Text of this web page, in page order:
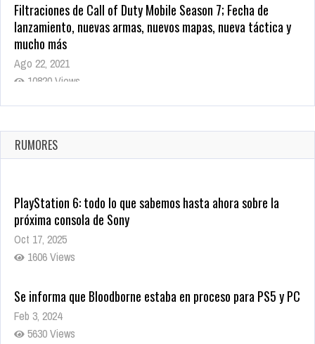
Filtraciones de Call of Duty Mobile Season 7; Fecha de
lanzamiento, nuevas armas, nuevos mapas, nueva táctica y
mucho más
Ago 22, 2021
10820 Views
La configuración de Call of Duty 2021 aparentemente ya fue
Ago 8, 2021
10005 Views
RUMORES
PlayStation 6: todo lo que sabemos hasta ahora sobre la
próxima consola de Sony
Oct 17, 2025
1606 Views
Se informa que Bloodborne estaba en proceso para PS5 y PC
Feb 3, 2024
5630 Views